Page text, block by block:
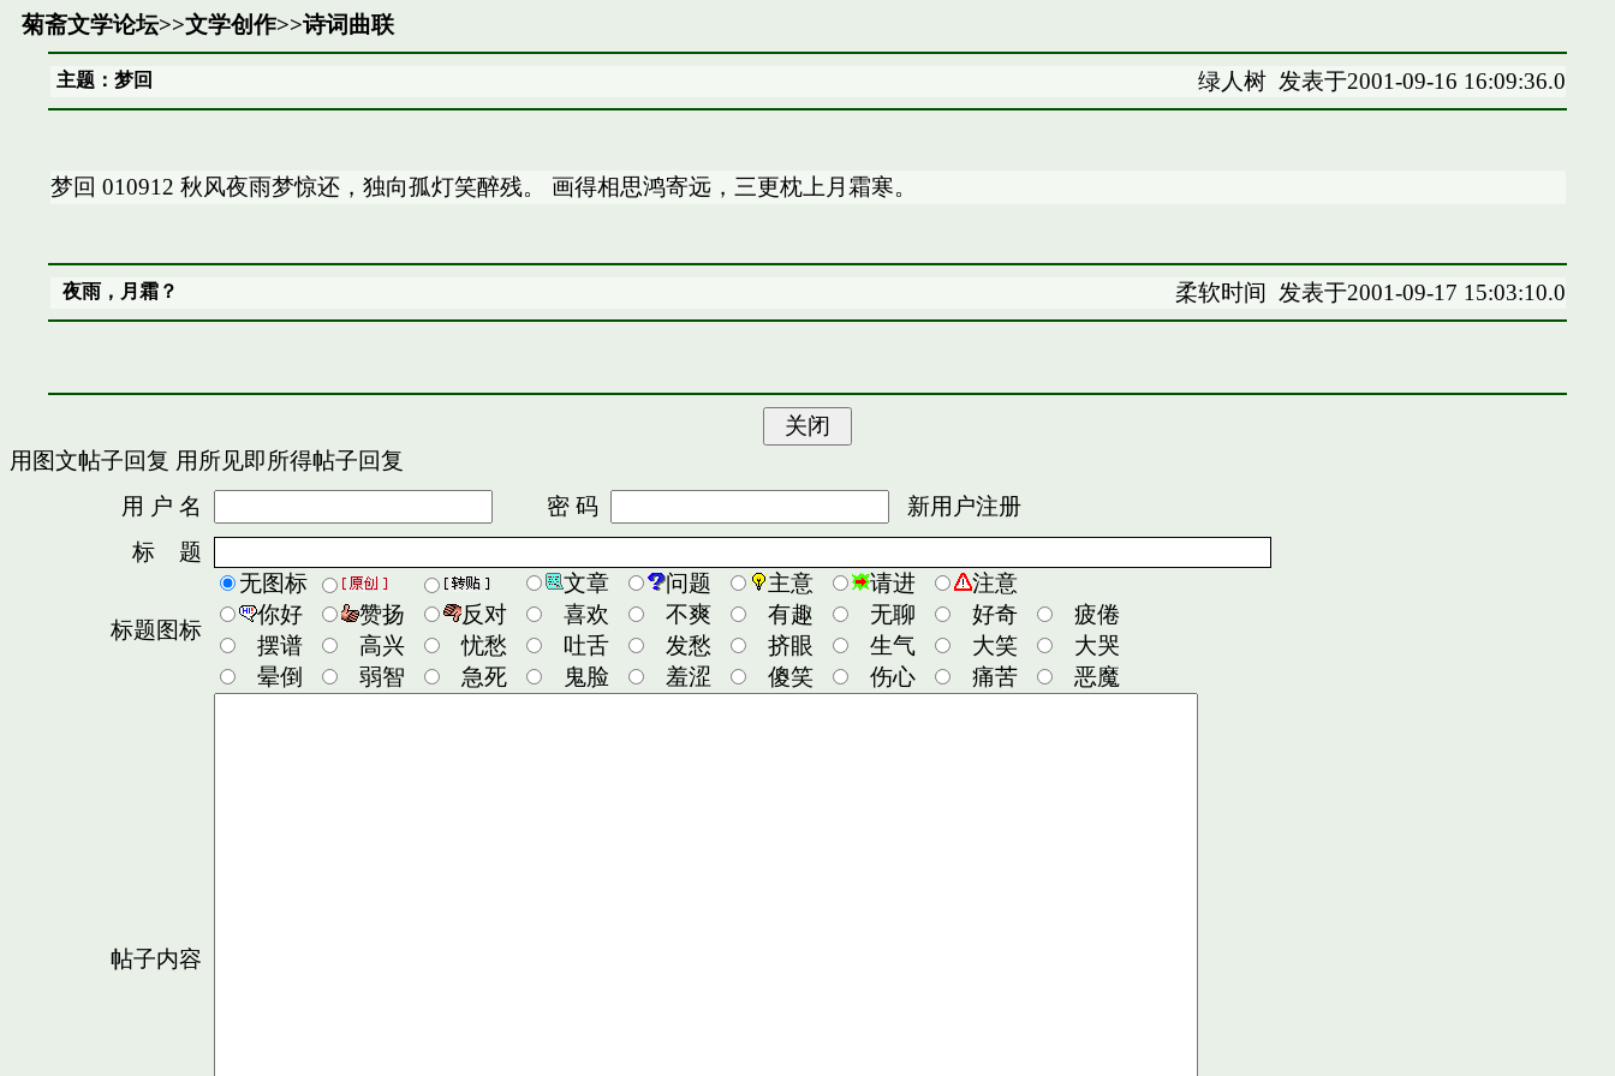
菊斋文学论坛>>文学创作>>诗词曲联
主题：梦回 绿人树发表于2001-09-16 16:09:36.0
梦回 010912 秋风夜雨梦惊还，独向孤灯笑醉残。 画得相思鸿寄远，三更枕上月霜寒。
夜雨，月霜？ 柔软时间 发表于2001-09-17 15:03:10.0
用图文帖子回复 用所见即所得帖子回复
用 户 名
密 码
新用户注册
标 题
标题图标
无图标 文章 问题 主意 请进
注意
你好
赞扬 反对 喜欢 不爽 有趣 无聊 好奇
疲倦
摆谱
高兴 忧愁 吐舌 发愁 挤眼 生气 大笑
大哭
晕倒
弱智 急死 鬼脸 羞涩 傻笑 伤心 痛苦 恶魔
帖子内容